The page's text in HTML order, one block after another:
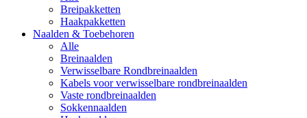
Breipakketten
Haakpakketten
Naalden & Toebehoren
Alle
Breinaalden
Verwisselbare Rondbreinaalden
Kabels voor verwisselbare rondbreinaalden
Vaste rondbreinaalden
Sokkennaalden